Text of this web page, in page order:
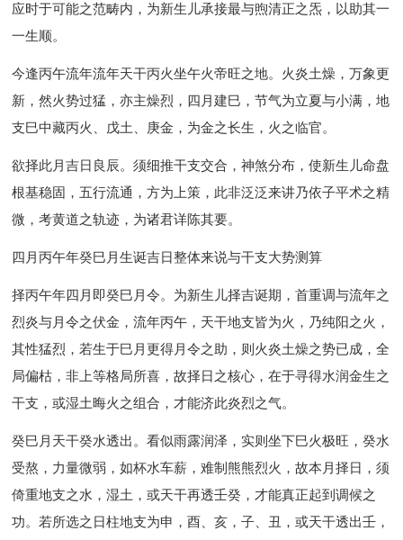
应时于可能之范畴内，为新生儿承接最与煦清正之炁，以助其一
一生顺。
今逢丙午流年流年天干丙火坐午火帝旺之地。火炎土燥，万象更
新，然火势过猛，亦主燥烈，四月建巳，节气为立夏与小满，地
支巳中藏丙火、戊土、庚金，为金之长生，火之临官。
欲择此月吉日良辰。须细推干支交合，神煞分布，使新生儿命盘
根基稳固，五行流通，方为上策，此非泛泛来讲乃依子平术之精
微，考黄道之轨迹，为诸君详陈其要。
四月丙午年癸巳月生诞吉日整体来说与干支大势测算
择丙午年四月即癸巳月令。为新生儿择吉诞期，首重调与流年之
烈炎与月令之伏金，流年丙午，天干地支皆为火，乃纯阳之火，
其性猛烈，若生于巳月更得月令之助，则火炎土燥之势已成，全
局偏枯，非上等格局所喜，故择日之核心，在于寻得水润金生之
干支，或湿土晦火之组合，才能济此炎烈之气。
癸巳月天干癸水透出。看似雨露润泽，实则坐下巳火极旺，癸水
受熬，力量微弱，如杯水车薪，难制熊熊烈火，故本月择日，须
倚重地支之水，湿土，或天干再透壬癸，才能真正起到调候之
功。若所选之日柱地支为申，酉、亥，子、丑，或天干透出壬，